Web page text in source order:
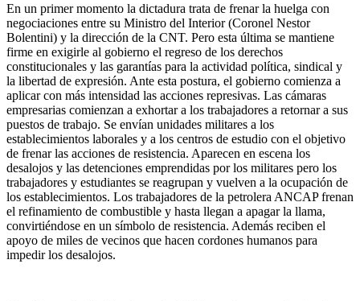
En un primer momento la dictadura trata de frenar la huelga con
negociaciones entre su Ministro del Interior (Coronel Nestor
Bolentini) y la dirección de la CNT. Pero esta última se mantiene
firme en exigirle al gobierno el regreso de los derechos
constitucionales y las garantías para la actividad política, sindical y
la libertad de expresión. Ante esta postura, el gobierno comienza a
aplicar con más intensidad las acciones represivas. Las cámaras
empresarias comienzan a exhortar a los trabajadores a retornar a sus
puestos de trabajo. Se envían unidades militares a los
establecimientos laborales y a los centros de estudio con el objetivo
de frenar las acciones de resistencia. Aparecen en escena los
desalojos y las detenciones emprendidas por los militares pero los
trabajadores y estudiantes se reagrupan y vuelven a la ocupación de
los establecimientos. Los trabajadores de la petrolera ANCAP frenan
el refinamiento de combustible y hasta llegan a apagar la llama,
convirtiéndose en un símbolo de resistencia. Además reciben el
apoyo de miles de vecinos que hacen cordones humanos para
impedir los desalojos.